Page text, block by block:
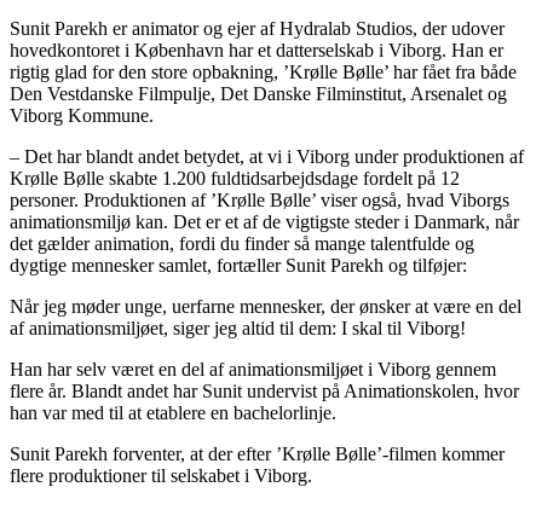
Sunit Parekh er animator og ejer af Hydralab Studios, der udover
hovedkontoret i København har et datterselskab i Viborg. Han er
rigtig glad for den store opbakning, ’Krølle Bølle’ har fået fra både
Den Vestdanske Filmpulje, Det Danske Filminstitut, Arsenalet og
Viborg Kommune.
– Det har blandt andet betydet, at vi i Viborg under produktionen af
Krølle Bølle skabte 1.200 fuldtidsarbejdsdage fordelt på 12
personer. Produktionen af ’Krølle Bølle’ viser også, hvad Viborgs
animationsmiljø kan. Det er et af de vigtigste steder i Danmark, når
det gælder animation, fordi du finder så mange talentfulde og
dygtige mennesker samlet, fortæller Sunit Parekh og tilføjer:
Når jeg møder unge, uerfarne mennesker, der ønsker at være en del
af animationsmiljøet, siger jeg altid til dem: I skal til Viborg!
Han har selv været en del af animationsmiljøet i Viborg gennem
flere år. Blandt andet har Sunit undervist på Animationskolen, hvor
han var med til at etablere en bachelorlinje.
Sunit Parekh forventer, at der efter ’Krølle Bølle’-filmen kommer
flere produktioner til selskabet i Viborg.